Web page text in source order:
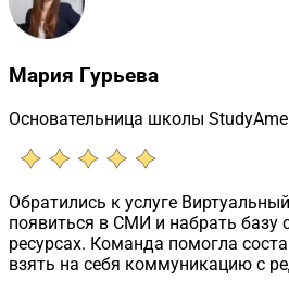
Мария Гурьева
Основательница школы
Обратились к услуге
появиться в СМИ и набрать базу
ресурсах. Команда помогла
взять на себя коммуникацию с